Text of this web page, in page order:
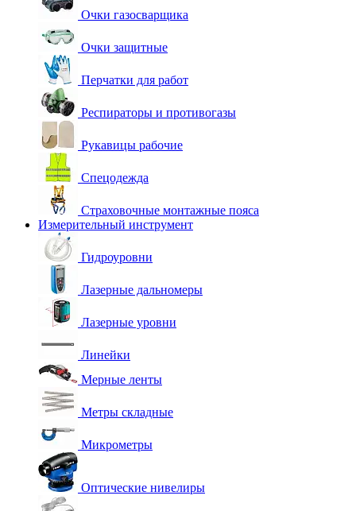
Очки газосварщика
Очки защитные
Перчатки для работ
Респираторы и противогазы
Рукавицы рабочие
Спецодежда
Страховочные монтажные пояса
Измерительный инструмент
Гидроуровни
Лазерные дальномеры
Лазерные уровни
Линейки
Мерные ленты
Метры складные
Микрометры
Оптические нивелиры